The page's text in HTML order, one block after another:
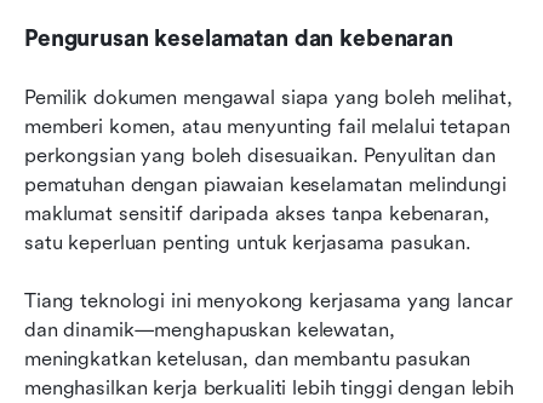
Pengurusan keselamatan dan kebenaran
Pemilik dokumen mengawal siapa yang boleh melihat,
memberi komen, atau menyunting fail melalui tetapan
perkongsian yang boleh disesuaikan. Penyulitan dan
pematuhan dengan piawaian keselamatan melindungi
maklumat sensitif daripada akses tanpa kebenaran,
satu keperluan penting untuk kerjasama pasukan.
Tiang teknologi ini menyokong kerjasama yang lancar
dan dinamik—menghapuskan kelewatan,
meningkatkan ketelusan, dan membantu pasukan
menghasilkan kerja berkualiti lebih tinggi dengan lebih